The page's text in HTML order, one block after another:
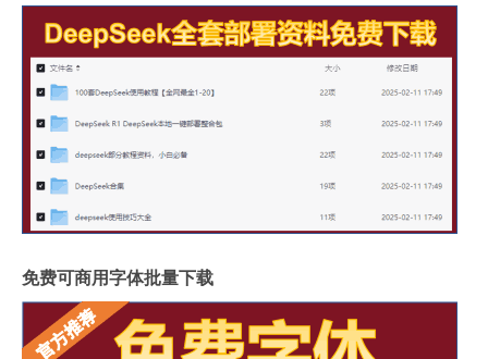
广州岩板生产企业有哪些
圆岩板玄关壁画视频讲解
岩板可以包横梁吗图片
供应硅岩板设备哪家好用
广州进口岩板厂商有哪些
岩板贴墙用啥胶最好
岩板和地板哪个质量好些
影视墙怎么安装岩板灯
成都超薄岩板费用高吗
福建岩板拼接胶品牌排行
湖北现代岩板厂家有几种
整屋岩板装饰墙面好吗
岩板上的坐垫怎么清洁
冠珠陶瓷岩板产品介绍
重庆岩板卫浴多少钱
怎样加工岩板地台砖
免费可商用字体批量下载